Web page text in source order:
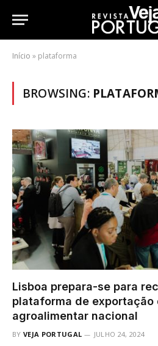
Início » plataforma
BROWSING:
Lisboa prepara-se para
plataforma de exportação
agroalimentar nacional
BY VEJA PORTUGAL JULHO 24, 2024